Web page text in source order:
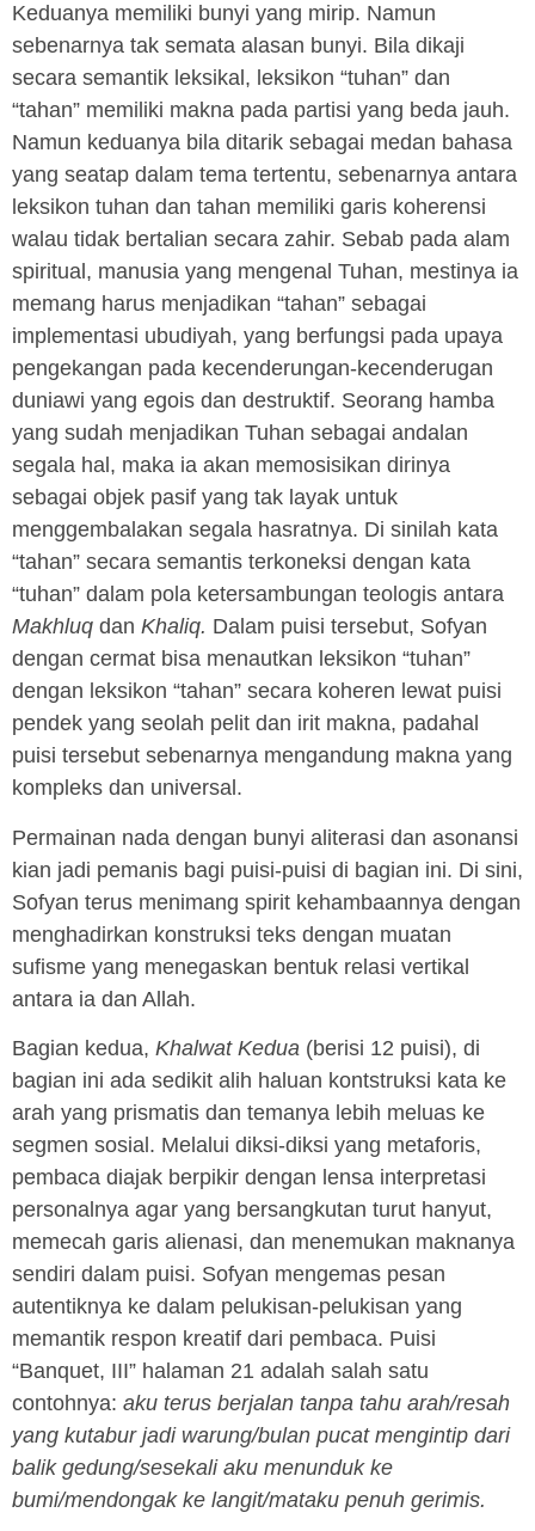
Keduanya memiliki bunyi yang mirip. Namun
sebenarnya tak semata alasan bunyi. Bila dikaji
secara semantik leksikal, leksikon “tuhan” dan
“tahan” memiliki makna pada partisi yang beda jauh.
Namun keduanya bila ditarik sebagai medan bahasa
yang seatap dalam tema tertentu, sebenarnya antara
leksikon tuhan dan tahan memiliki garis koherensi
walau tidak bertalian secara zahir. Sebab pada alam
spiritual, manusia yang mengenal Tuhan, mestinya ia
memang harus menjadikan “tahan” sebagai
implementasi ubudiyah, yang berfungsi pada upaya
pengekangan pada kecenderungan-kecenderugan
duniawi yang egois dan destruktif. Seorang hamba
yang sudah menjadikan Tuhan sebagai andalan
segala hal, maka ia akan memosisikan dirinya
sebagai objek pasif yang tak layak untuk
menggembalakan segala hasratnya. Di sinilah kata
“tahan” secara semantis terkoneksi dengan kata
“tuhan” dalam pola ketersambungan teologis antara
Makhluq dan Khaliq. Dalam puisi tersebut, Sofyan
dengan cermat bisa menautkan leksikon “tuhan”
dengan leksikon “tahan” secara koheren lewat puisi
pendek yang seolah pelit dan irit makna, padahal
puisi tersebut sebenarnya mengandung makna yang
kompleks dan universal.
Permainan nada dengan bunyi aliterasi dan asonansi
kian jadi pemanis bagi puisi-puisi di bagian ini. Di sini,
Sofyan terus menimang spirit kehambaannya dengan
menghadirkan konstruksi teks dengan muatan
sufisme yang menegaskan bentuk relasi vertikal
antara ia dan Allah.
Bagian kedua, Khalwat Kedua (berisi 12 puisi), di
bagian ini ada sedikit alih haluan kontstruksi kata ke
arah yang prismatis dan temanya lebih meluas ke
segmen sosial. Melalui diksi-diksi yang metaforis,
pembaca diajak berpikir dengan lensa interpretasi
personalnya agar yang bersangkutan turut hanyut,
memecah garis alienasi, dan menemukan maknanya
sendiri dalam puisi. Sofyan mengemas pesan
autentiknya ke dalam pelukisan-pelukisan yang
memantik respon kreatif dari pembaca. Puisi
“Banquet, III” halaman 21 adalah salah satu
contohnya: aku terus berjalan tanpa tahu arah/resah
yang kutabur jadi warung/bulan pucat mengintip dari
balik gedung/sesekali aku menunduk ke
bumi/mendongak ke langit/mataku penuh gerimis.